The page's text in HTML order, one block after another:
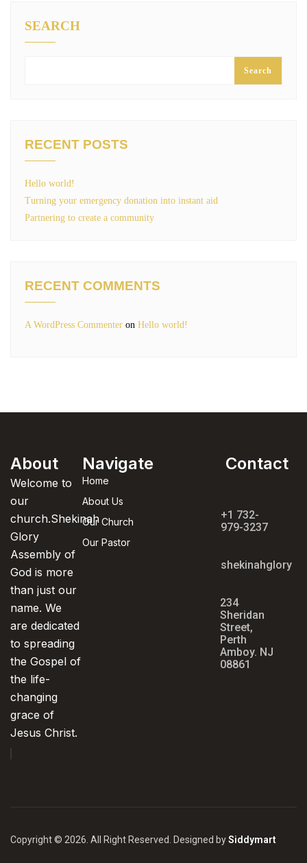
SEARCH
Search
RECENT POSTS
Hello world!
Turning your emergency donation into instant aid
Partnering to create a community
RECENT COMMENTS
A WordPress Commenter on Hello world!
About
Welcome to
our
church.Shekinah
Glory
Assembly of
God is more
than just our
name. We
are dedicated
to spreading
the Gospel of
the life-
changing
grace of
Jesus Christ.
Navigate
Home
About Us
Our Church
Our Pastor
Contact
+1 732-
979-3237
234
Sheridan
Street,
Perth
Amboy. NJ
08861
Copyright © 2026. All Right Reserved. Designed bySiddymart